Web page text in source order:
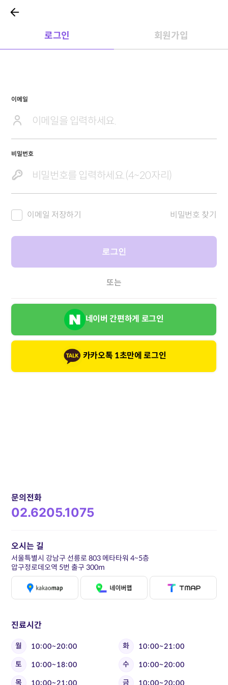
로그인 회원가입
이메일
비밀번호
이메일 저장하기 비밀번호 찾기
로그인
또는
네이버 간편하게 로그인
카카오톡 1초만에 로그인
문의전화
02.6205.1075
진료시간
월 10:00~20:00 화
10:00~21:00
토
10:00~18:00 수
10:00~20:00
목
10:00~21:00 금 10:00~20:00
오시는 길
서울특별시 강남구 선릉로 803 메타타워 4~5층
압구정로데오역 5번 출구 300m